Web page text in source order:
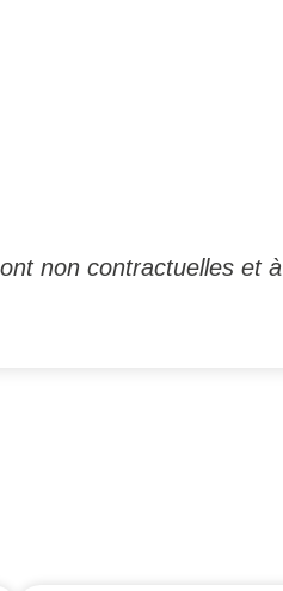
non contractuelles et à